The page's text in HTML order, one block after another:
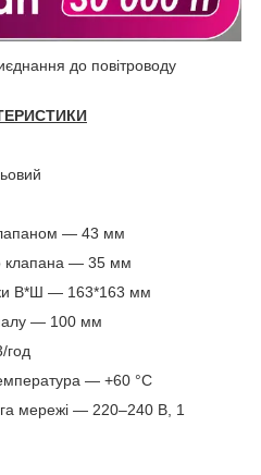
до повітроводу
— 43 мм
клапана — 35 мм
В*Ш — 163*163 мм
— 100 мм
год
— +60 °C
мережі — 220–240 B, 1